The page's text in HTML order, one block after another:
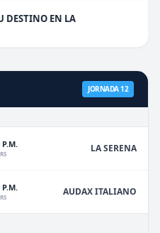
DESTINO EN LA
JORNADA 12
LA SERENA
AUDAX ITALIANO